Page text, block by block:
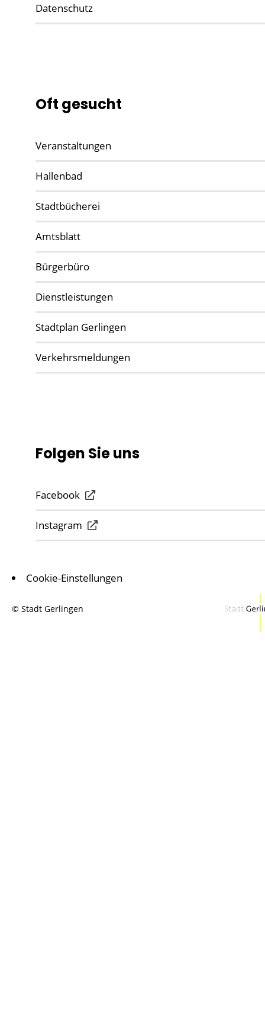
Datenschutz
Oft gesucht
Veranstaltungen
Hallenbad
Stadtbücherei
Amtsblatt
Bürgerbüro
Dienstleistungen
Stadtplan Gerlingen
Verkehrsmeldungen
Folgen Sie uns
Facebook
Instagram
Cookie-Einstellungen
© Stadt Gerlingen